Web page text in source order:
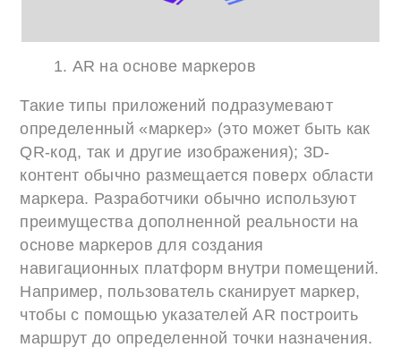
AR на основе маркеров
Такие типы приложений подразумевают
определенный «маркер» (это может быть как
QR-код, так и другие изображения); 3D-
контент обычно размещается поверх области
маркера. Разработчики обычно используют
преимущества дополненной реальности на
основе маркеров для создания
навигационных платформ внутри помещений.
Например, пользователь сканирует маркер,
чтобы с помощью указателей AR построить
маршрут до определенной точки назначения.